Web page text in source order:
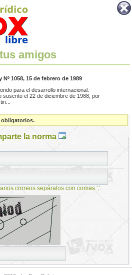
amigos
1058, 15 de febrero de 1989
para el desarrollo internacional.
suscrito el 22 de diciembre de 1988, por
obligatorios.
la norma
correos sepáralos con comas ','.